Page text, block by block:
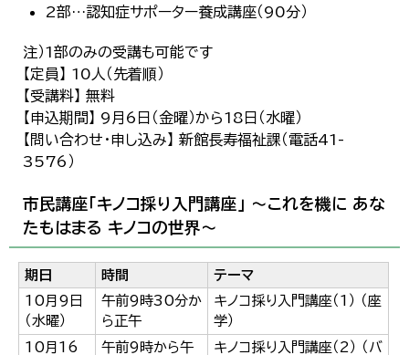
2部…認知症サポーター養成講座（90分）
注）1部のみの受講も可能です
【定員】 10人（先着順）
【受講料】 無料
【申込期間】 9月6日（金曜）から18日（水曜）
【問い合わせ・申し込み】 新館長寿福祉課（電話41-
3576）
市民講座「キノコ採り入門講座」 ～これを機に あな
たもはまる キノコの世界～
期日 時間
テーマ
10月9日
（水曜）
午前9時30分か
ら正午
キノコ採り入門講座（1） （座
学）
10月16
午前9時から午
キノコ採り入門講座（2） （バ